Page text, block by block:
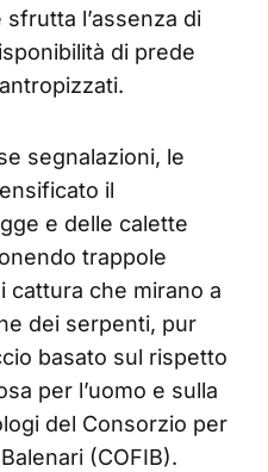
l’assenza di
di prede
segnalazioni, le
il
e delle calette
trappole
cattura che mirano a
dei serpenti, pur
basato sul rispetto
per l’uomo e sulla
del Consorzio per
(COFIB).